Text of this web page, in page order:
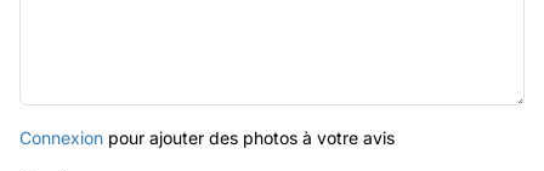
Connexion pour ajouter des photos à votre avis